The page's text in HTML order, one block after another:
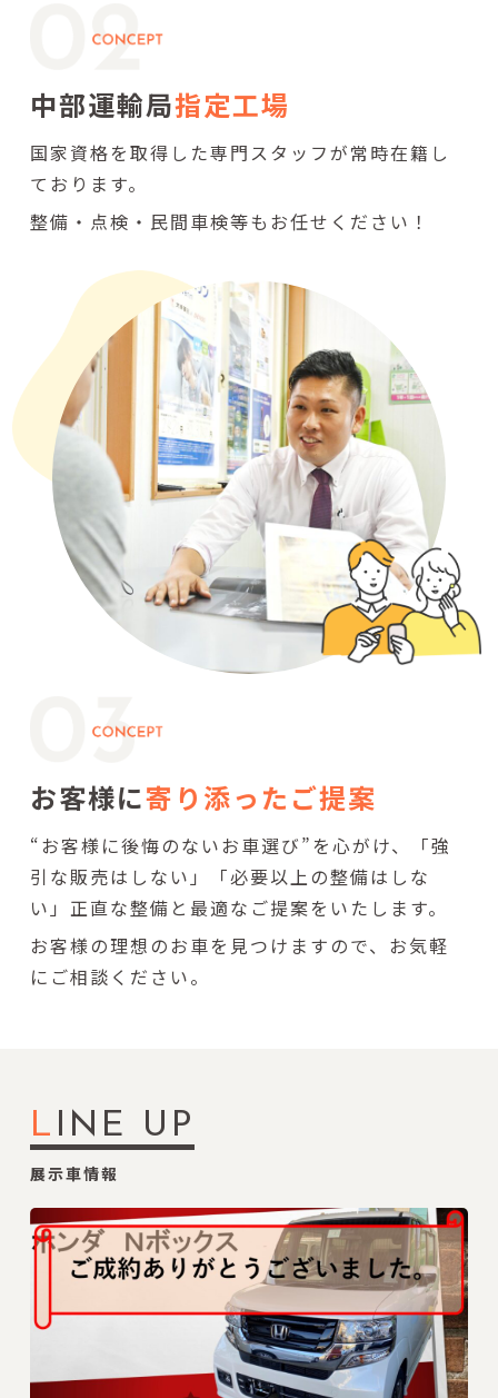
中部運輸局指定工場
国家資格を取得した専門スタッフが常時在籍し
ております。
整備・点検・民間車検等もお任せください！
お客様に寄り添ったご提案
“お客様に後悔のないお車選び”を心がけ、「強
引な販売はしない」「必要以上の整備はしな
い」正直な整備と最適なご提案をいたします。
お客様の理想のお車を見つけますので、お気軽
にご相談ください。
L INE UP
展示車情報